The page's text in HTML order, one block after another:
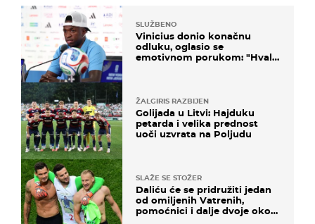
SLUŽBENO
Vinicius donio konačnu
odluku, oglasio se
emotivnom porukom: "Hvala
ŽALGIRIS RAZBIJEN
Golijada u Litvi: Hajduku
petarda i velika prednost
uoči uzvrata na Poljudu
SLAŽE SE STOŽER
Daliću će se pridružiti jedan
od omiljenih Vatrenih,
pomoćnici i dalje dvoje oko